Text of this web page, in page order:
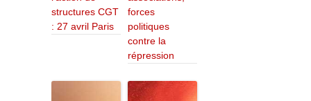
structures CGT
: 27 avril Paris
forces
politiques
contre la
répression